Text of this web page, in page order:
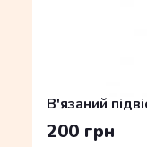
В'язаний
200 грн